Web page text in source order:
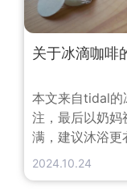
关于冰滴咖啡
本文来自tidal的
注，最后以奶妈
满，建议沐浴更
程更新。冰咖啡
2024.10.24